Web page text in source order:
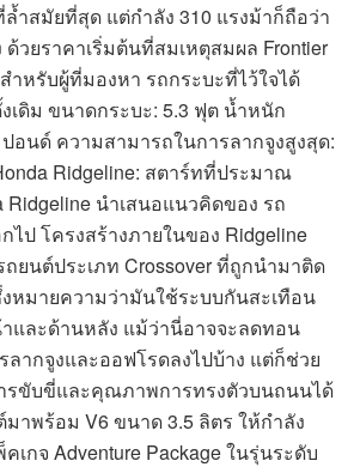
ำสมัยที่สุด แต่กำลัง 310 แรงม้าก็ถือว่า
ด้วยราคาเริ่มต้นที่สมเหตุสมผล Frontier
ำหรับผู้ที่มองหา รถกระบะที่ไว้ใจได้
เดิม ขนาดกระบะ: 5.3 ฟุต น้ำหนัก
อนด์ ความสามารถในการลากจูงสูงสุด:
Ridgeline: สตาร์ทที่ประมาณ
Ridgeline นำเสนอแนวคิดของ รถ
ไป โครงสร้างภายในของ Ridgeline
ยนต์ประเภท Crossover ที่ถูกนำมาติด
หมายความว่ามันใช้ระบบกันสะเทือน
และด้านหลัง แม้ว่านี่อาจจะลดทอน
ากจูงและออฟโรดลงไปบ้าง แต่ก็ช่วย
รขับขี่และคุณภาพการทรงตัวบนถนนได้
มาพร้อม V6 ขนาด 3.5 ลิตร ให้กำลัง
เกจ Adventure Package ในรุ่นระดับ